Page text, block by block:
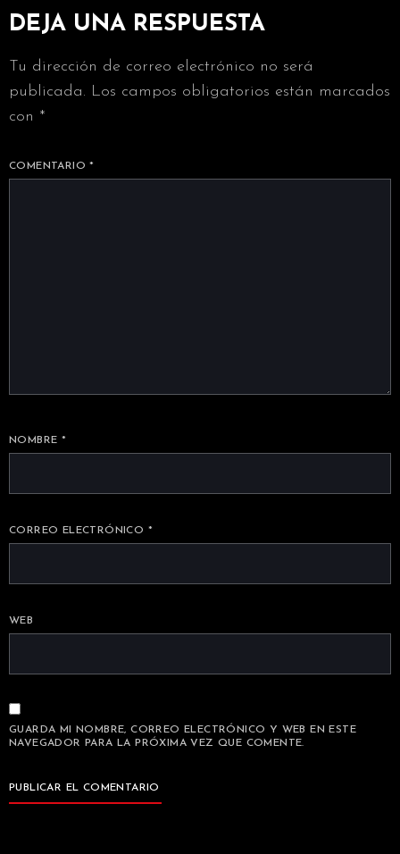
DEJA UNA RESPUESTA
Tu dirección de correo electrónico no será
publicada. Los campos obligatorios están marcados
con *
COMENTARIO*
NOMBRE *
CORREO ELECTRÓNICO *
WEB
GUARDA MI NOMBRE, CORREO ELECTRÓNICO Y WEB EN ESTE
NAVEGADOR PARA LA PRÓXIMA VEZ QUE COMENTE.